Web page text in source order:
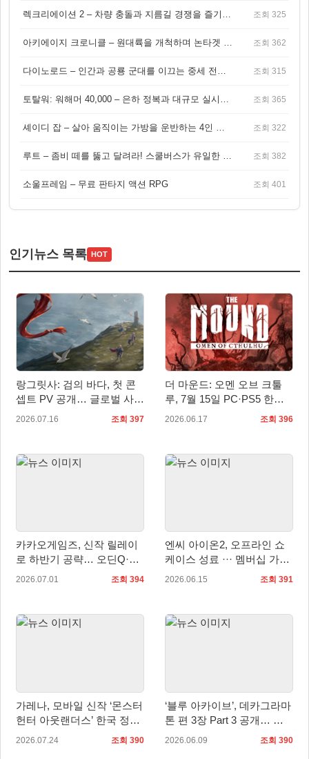
렉크리에이션 2 – 차량 충돌과 지름길 경쟁을 즐기는 오픈월드 아케이드 레이싱 게임 조회 325
아키에이지 크로니클 – 원대륙을 개척하며 논타겟 전투를 즐기는 오픈월드 MMORPG 조회 362
다이노로드 – 인간과 공룡 군대를 이끄는 중세 전략 액션 RPG 조회 315
토탈워: 워해머 40,000 – 은하 정복과 대규모 실시간 전투가 결합된 전략 게임! 조회 365
셰이디 잡 – 살아 움직이는 가방을 운반하는 4인 협동 물리 어드벤처 게임 조회 322
루트 – 좀비 떼를 뚫고 달려라! 스쿨버스가 유일한 집이 되는 4인 협동 생존 게임 조회 382
소울프레임 – 무료 판타지 액션 RPG 조회 401
인기뉴스 목록 HOT
랑그릿사: 검의 바다, 첫 콘
셉트 PV 공개… 글로벌 사전
예약 시작
2026.07.16 조회 397
더 마운드: 오멘 오브 크툴
루, 7월 15일 PC·PS5 한국
어판 출시
2026.06.17 조회 396
카카오게임즈, 신작 릴레이
로 하반기 공략… 오딘Q·도
깨비의세계·갓 세이브 버밍
2026.07.01 조회 394
엔씨 아이온2, 오프라인 쇼
케이스 성료 ··· 멤버십 가격
인하 계획 발표
2026.06.15 조회 391
가레나, 모바일 신작 ‘몬스터
헌터 아웃랜더스’ 한국 정식
출시 확정… 사전예약 시작
2026.07.24 조회 390
‘블루 아카이브’, 데카그라마
톤 편 3장 Part 3 공개… 케
이·아리스 무장 추가
2026.06.09 조회 390